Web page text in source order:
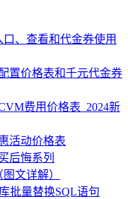
、查看和代金券使用
置价格表和千元代金券
费用价格表_2024新
活动价格表
后悔系列
文详解）
批量替换SQL语句